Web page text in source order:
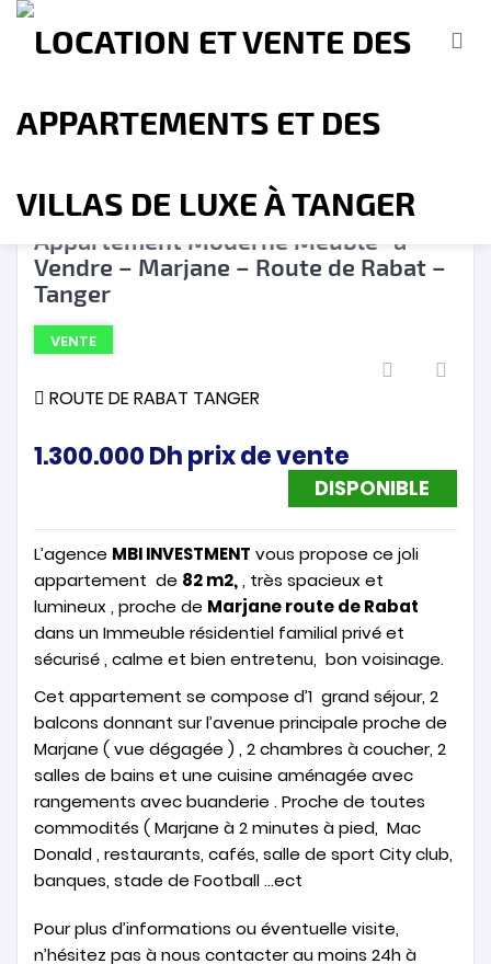
Accueil A propos
Contact
❮ ❯
Appartement Moderne Meublé -à
Vendre – Marjane – Route de Rabat –
Tanger
VENTE
ROUTE DE RABAT TANGER
1.300.000Dhprix de vente
DISPONIBLE
L’agence MBI INVESTMENT vous propose ce joli
appartement de 82 m2,, très spacieux et
lumineux , proche de Marjane route de Rabat
dans un Immeuble résidentiel familial privé et
sécurisé , calme et bien entretenu, bon voisinage.
Cet appartement se compose d’1 grand séjour, 2
balcons donnant sur l’avenue principale proche de
Marjane ( vue dégagée ) , 2 chambres à coucher, 2
salles de bains et une cuisine aménagée avec
rangements avec buanderie . Proche de toutes
commodités ( Marjane à 2 minutes à pied, Mac
Donald , restaurants, cafés, salle de sport City club,
banques, stade de Football …ect
Pour plus d’informations ou éventuelle visite,
n’hésitez pas à nous contacter au moins 24h à